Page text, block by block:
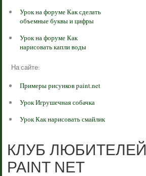
Урок на форуме Как сделать
объемные буквы и цифры
Урок на форуме Как
нарисовать капли воды
На сайте:
Примеры рисунков paint.net
Урок Игрушечная собачка
Урок Как нарисовать смайлик
КЛУБ ЛЮБИТЕЛЕЙ
PAINT NET